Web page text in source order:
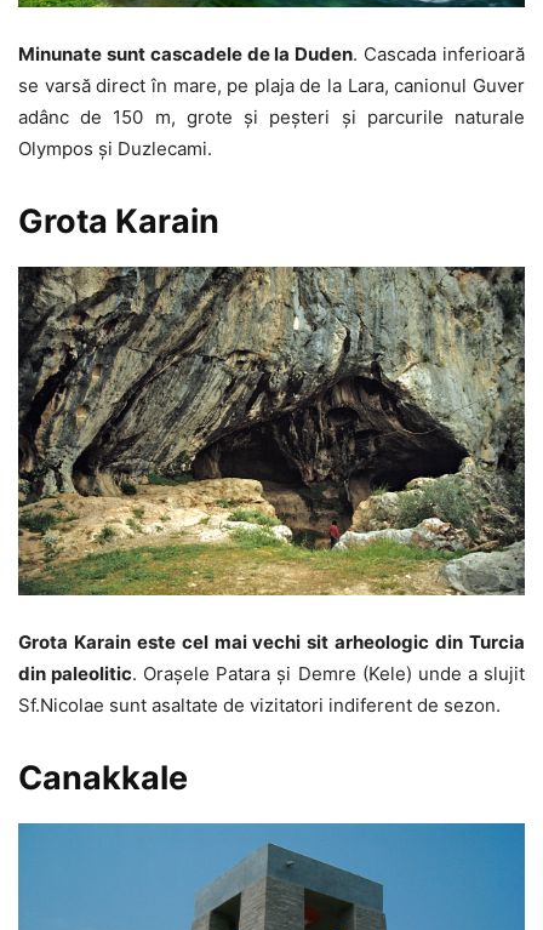
Minunate sunt cascadele de la Duden. Cascada inferioară
se varsă direct în mare, pe plaja de la Lara, canionul Guver
adânc de 150 m, grote și peșteri și parcurile naturale
Olympos și Duzlecami.
Grota Karain
Grota Karain este cel mai vechi sit arheologic din Turcia
din paleolitic. Orașele Patara și Demre (Kele) unde a slujit
Sf.Nicolae sunt asaltate de vizitatori indiferent de sezon.
Canakkale